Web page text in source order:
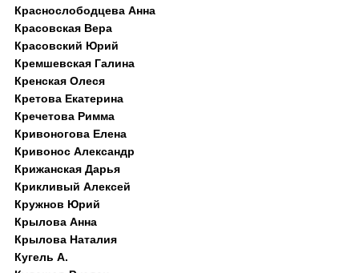
Краснослободцева Анна
Красовская Вера
Красовский Юрий
Кремшевская Галина
Кренская Олеся
Кретова Екатерина
Кречетова Римма
Кривоногова Елена
Кривонос Александр
Крижанская Дарья
Крикливый Алексей
Кружнов Юрий
Крылова Анна
Крылова Наталия
Кугель А.